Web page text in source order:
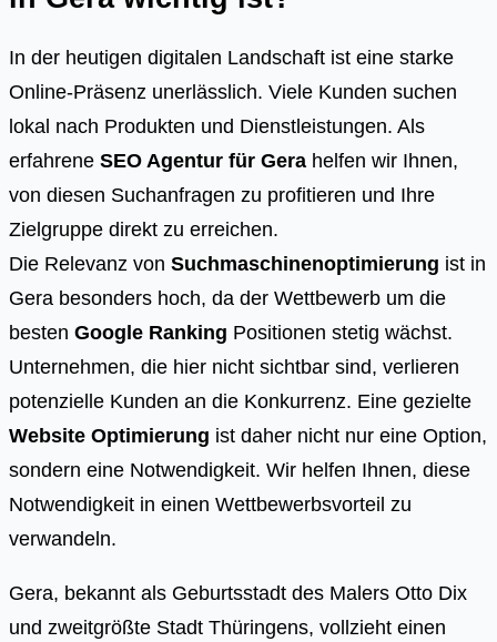
In der heutigen digitalen Landschaft ist eine starke
Online-Präsenz unerlässlich. Viele Kunden suchen
lokal nach Produkten und Dienstleistungen. Als
erfahrene SEO Agentur für Gera helfen wir Ihnen,
von diesen Suchanfragen zu profitieren und Ihre
Zielgruppe direkt zu erreichen.
Die Relevanz von Suchmaschinenoptimierung ist in
Gera besonders hoch, da der Wettbewerb um die
besten Google Ranking Positionen stetig wächst.
Unternehmen, die hier nicht sichtbar sind, verlieren
potenzielle Kunden an die Konkurrenz. Eine gezielte
Website Optimierung ist daher nicht nur eine Option,
sondern eine Notwendigkeit. Wir helfen Ihnen, diese
Notwendigkeit in einen Wettbewerbsvorteil zu
verwandeln.
Gera, bekannt als Geburtsstadt des Malers Otto Dix
und zweitgrößte Stadt Thüringens, vollzieht einen